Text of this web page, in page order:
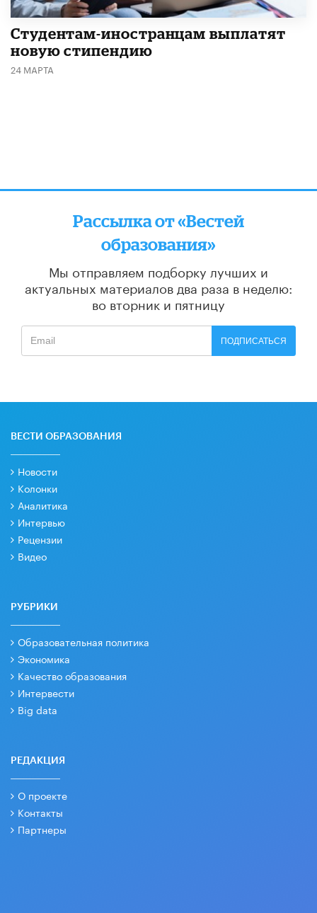
Студентам-иностранцам выплатят
новую стипендию
24 МАРТА
Рассылка от «Вестей
образования»
Мы отправляем подборку лучших и
актуальных материалов два раза в неделю:
во вторник и пятницу
ПОДПИСАТЬСЯ
ВЕСТИ ОБРАЗОВАНИЯ
Новости
Колонки
Аналитика
Интервью
Рецензии
Видео
РУБРИКИ
Образовательная политика
Экономика
Качество образования
Интервести
Big data
РЕДАКЦИЯ
О проекте
Контакты
Партнеры